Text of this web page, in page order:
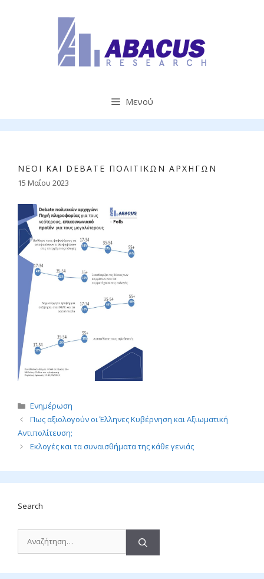
Μενού
ΝΈΟΙ ΚΑΙ DEBATE ΠΟΛΙΤΙΚΏΝ ΑΡΧΗΓΏΝ
15 Μαΐου 2023
Κατηγορίες
Ενημέρωση
Πως αξιολογούν οι Έλληνες Κυβέρνηση και Αξιωματική
Αντιπολίτευση;
Εκλογές και τα συναισθήματα της κάθε γενιάς
Search
Αναζήτηση
για: